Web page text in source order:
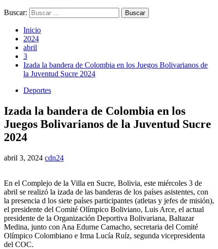
Buscar:
Inicio
2024
abril
3
Izada la bandera de Colombia en los Juegos Bolivarianos de
la Juventud Sucre 2024
Deportes
Izada la bandera de Colombia en los
Juegos Bolivarianos de la Juventud Sucre
2024
abril 3, 2024 cdn24
En el Complejo de la Villa en Sucre, Bolivia, este miércoles 3 de
abril se realizó la izada de las banderas de los países asistentes, con
la presencia d los siete países participantes (atletas y jefes de misión),
el presidente del Comité Olímpico Boliviano, Luis Arce, el actual
presidente de la Organización Deportiva Bolivariana, Baltazar
Medina, junto con Ana Edurne Camacho, secretaria del Comité
Olímpico Colombiano e Irma Lucía Ruíz, segunda vicepresidenta
del COC.